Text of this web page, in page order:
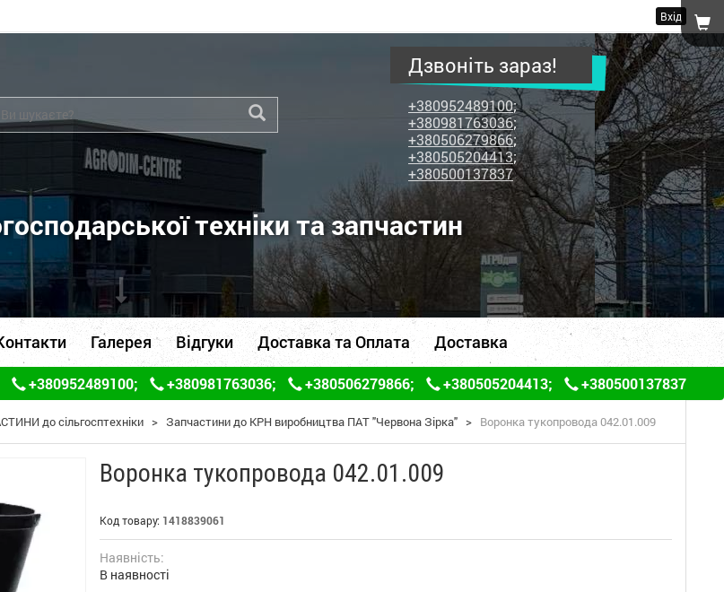
Вхід
Дзвоніть зараз!
+380952489100;
+380981763036;
+380506279866;
+380505204413;
+380500137837
техніки та запчастин
Галерея Відгуки Доставка та Оплата Доставка
+380952489100; +380981763036; +380506279866; +380505204413; +380500137837
до сільгосптехніки > Запчастини до КРН виробництва ПАТ "Червона Зірка" > Воронка тукопровода 042.01.009
Воронка тукопровода 042.01.009
Код товару: 1418839061
Наявність:
В наявності